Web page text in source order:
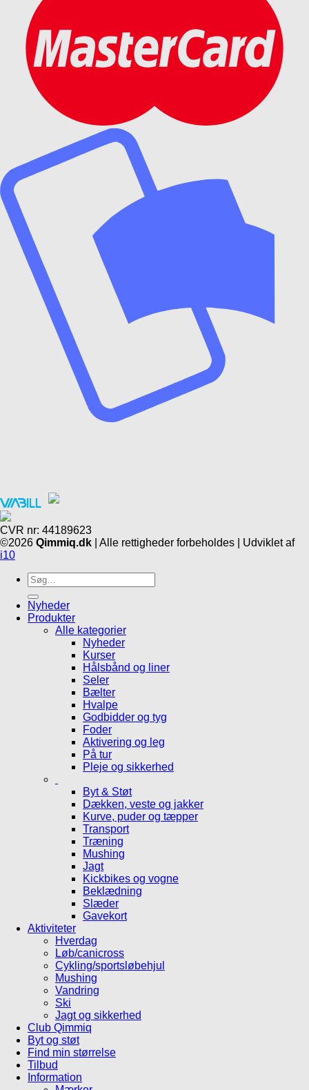
CVR nr: 44189623
©2026 Qimmiq.dk | Alle rettigheder forbeholdes | Udviklet af
i10
Søg
efter:
Nyheder
Produkter
Alle kategorier
Nyheder
Kurser
Hålsbånd og liner
Seler
Bælter
Hvalpe
Godbidder og tyg
Foder
Aktivering og leg
På tur
Pleje og sikkerhed
Byt & Støt
Dækken, veste og jakker
Kurve, puder og tæpper
Transport
Træning
Mushing
Jagt
Kickbikes og vogne
Beklædning
Slæder
Gavekort
Aktiviteter
Hverdag
Løb/canicross
Cykling/sportsløbehjul
Mushing
Vandring
Ski
Jagt og sikkerhed
Club Qimmiq
Byt og støt
Find min størrelse
Tilbud
Information